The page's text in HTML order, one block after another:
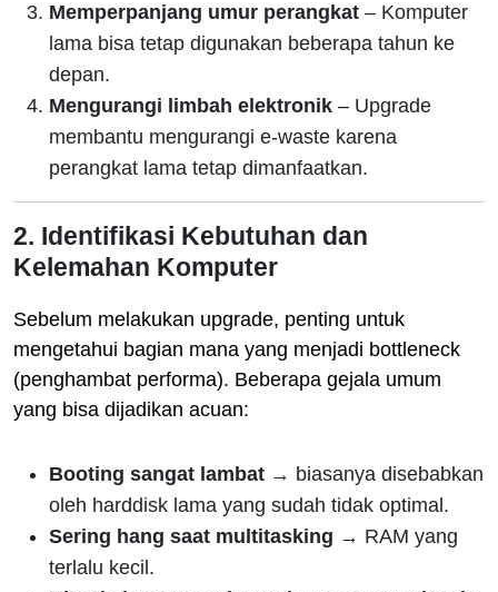
Memperpanjang umur perangkat – Komputer
lama bisa tetap digunakan beberapa tahun ke
depan.
Mengurangi limbah elektronik – Upgrade
membantu mengurangi e-waste karena
perangkat lama tetap dimanfaatkan.
2. Identifikasi Kebutuhan dan
Kelemahan Komputer
Sebelum melakukan upgrade, penting untuk
mengetahui bagian mana yang menjadi bottleneck
(penghambat performa). Beberapa gejala umum
yang bisa dijadikan acuan:
Booting sangat lambat → biasanya disebabkan
oleh harddisk lama yang sudah tidak optimal.
Sering hang saat multitasking → RAM yang
terlalu kecil.